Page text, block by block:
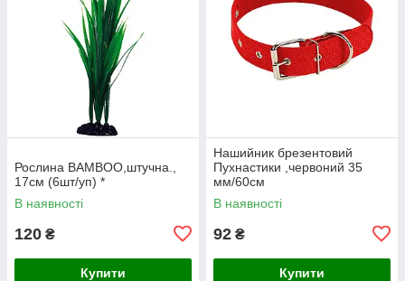
Рослина BAMBOO,штучна.,
17см (6шт/уп) *
В наявності
120 ₴
Купити
Нашийник брезентовий
Пухнастики ,червоний 35
мм/60см
В наявності
92 ₴
Купити